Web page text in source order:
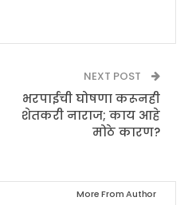
NEXT POST
भरपाईची घोषणा करूनही
शेतकरी नाराज; काय आहे
मोठे कारण?
More From Author